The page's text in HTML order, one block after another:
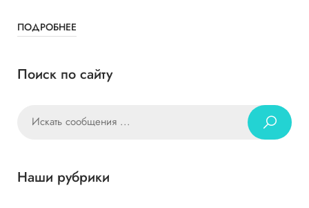
ПОДРОБНЕЕ
Поиск по сайту
Наши рубрики